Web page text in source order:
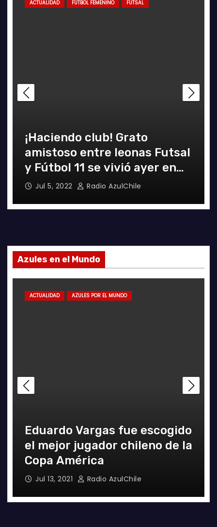
ACTUALIDAD FUTSAL
Decisiva fecha vivirá el
equipo Futsal en la final del
certamen
Jun 24, 2022 Radio AzulChile
Azules en el Mundo
ACTUALIDAD AZULES POR EL MUNDO
Manuel Iturra inicia como DT
en España
Jul 5, 2021 Alvaro Valenzuela